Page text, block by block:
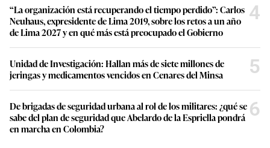
“La organización está recuperando el tiempo perdido”: Carlos
Neuhaus, expresidente de Lima 2019, sobre los retos a un año
de Lima 2027 y en qué más está preocupado el Gobierno
4
Unidad de Investigación: Hallan más de siete millones de
jeringas y medicamentos vencidos en Cenares del Minsa
5
De brigadas de seguridad urbana al rol de los militares: ¿qué se
sabe del plan de seguridad que Abelardo de la Espriella pondrá
en marcha en Colombia?
6